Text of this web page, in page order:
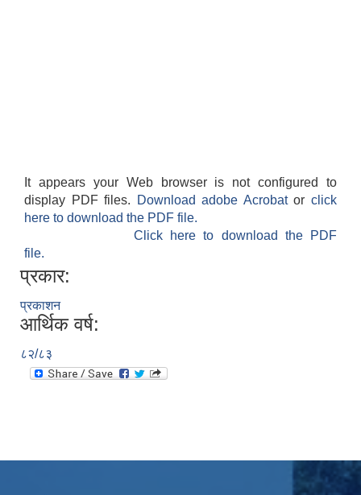
It appears your Web browser is not configured to
display PDF files.
Download adobe Acrobatorclick
here to download the PDF file.
Click here to download the PDF
file.
प्रकार:
प्रकाशन
आर्थिक वर्ष:
८२/८३